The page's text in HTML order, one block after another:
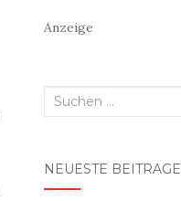
Anzeige
Suchen
NEUESTE BEITRÄGE